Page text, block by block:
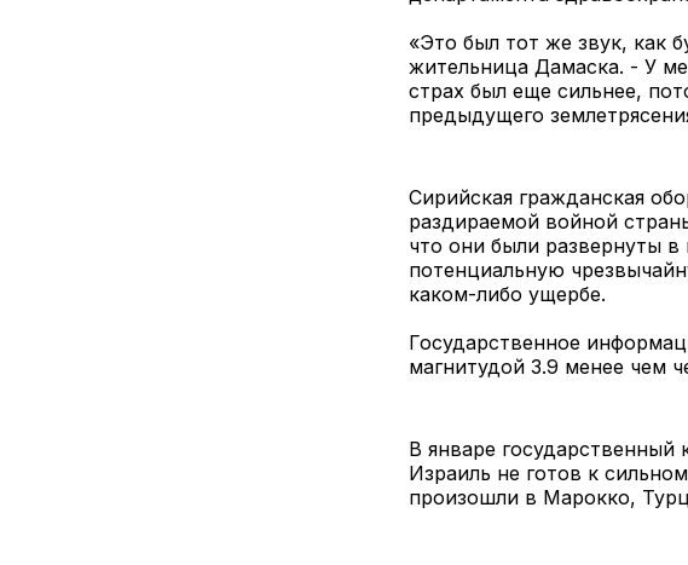
«Это был тот же звук, как
жительница Дамаска. - У
страх был еще сильнее,
предыдущего
Сирийская гражданская
раздираемой войной
что они были развернуты
потенциальную
каком-либо ущербе.
Государственное
магнитудой 3.9 менее чем
В январе государственный
Израиль не готов к
произошли в Марокко,